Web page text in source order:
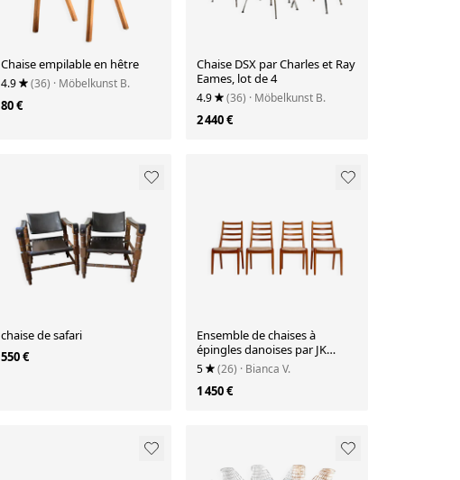
Chaise empilable en hêtre
4.9 (36) · Möbelkunst B.
80 €
Chaise DSX par Charles et Ray
Eames, lot de 4
4.9 (36) · Möbelkunst B.
2 440 €
chaise de safari
550 €
Ensemble de chaises à
épingles danoises par JK
Mobler, années 1970.
5 (26) · Bianca V.
1 450 €